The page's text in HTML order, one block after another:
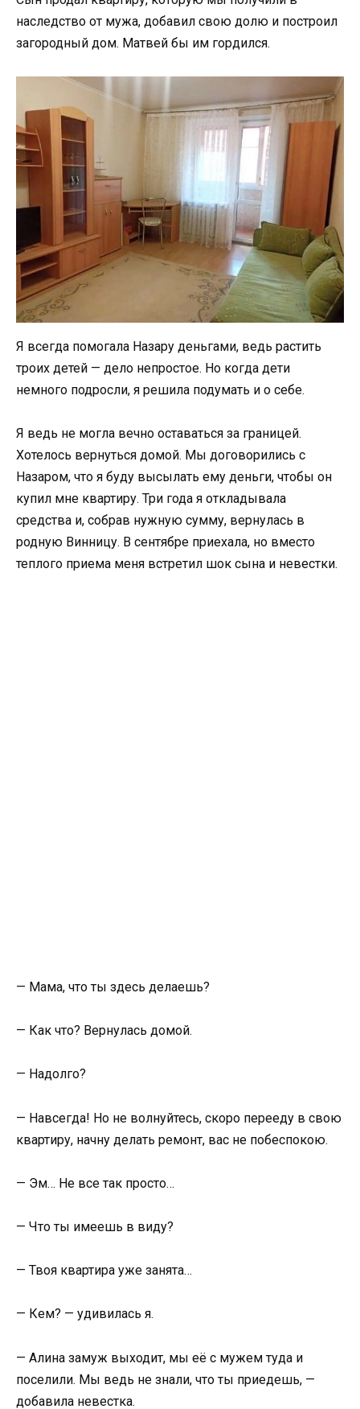
наследство от мужа, добавил свою долю и построил
загородный дом. Матвей бы им гордился.
Я всегда помогала Назару деньгами, ведь растить
троих детей — дело непростое. Но когда дети
немного подросли, я решила подумать и о себе.
Я ведь не могла вечно оставаться за границей.
Хотелось вернуться домой. Мы договорились с
Назаром, что я буду высылать ему деньги, чтобы он
купил мне квартиру. Три года я откладывала
средства и, собрав нужную сумму, вернулась в
родную Винницу. В сентябре приехала, но вместо
теплого приема меня встретил шок сына и невестки.
— Мама, что ты здесь делаешь?
— Как что? Вернулась домой.
— Надолго?
— Навсегда! Но не волнуйтесь, скоро перееду в свою
квартиру, начну делать ремонт, вас не побеспокою.
— Эм… Не все так просто…
— Что ты имеешь в виду?
— Твоя квартира уже занята…
— Кем? — удивилась я.
— Алина замуж выходит, мы её с мужем туда и
поселили. Мы ведь не знали, что ты приедешь, —
добавила невестка.